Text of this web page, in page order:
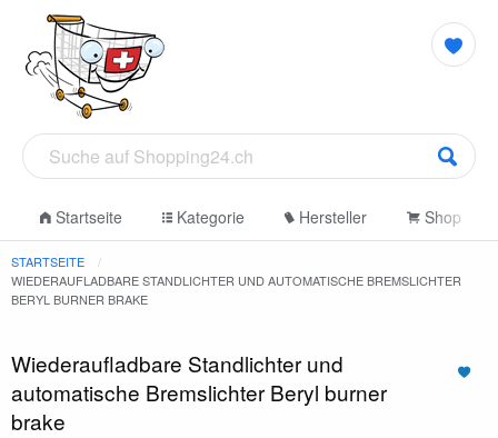
Startseite Kategorie Hersteller Shop
STARTSEITE
WIEDERAUFLADBARE STANDLICHTER UND AUTOMATISCHE BREMSLICHTER
BERYL BURNER BRAKE
Wiederaufladbare Standlichter und
automatische Bremslichter Beryl burner
brake